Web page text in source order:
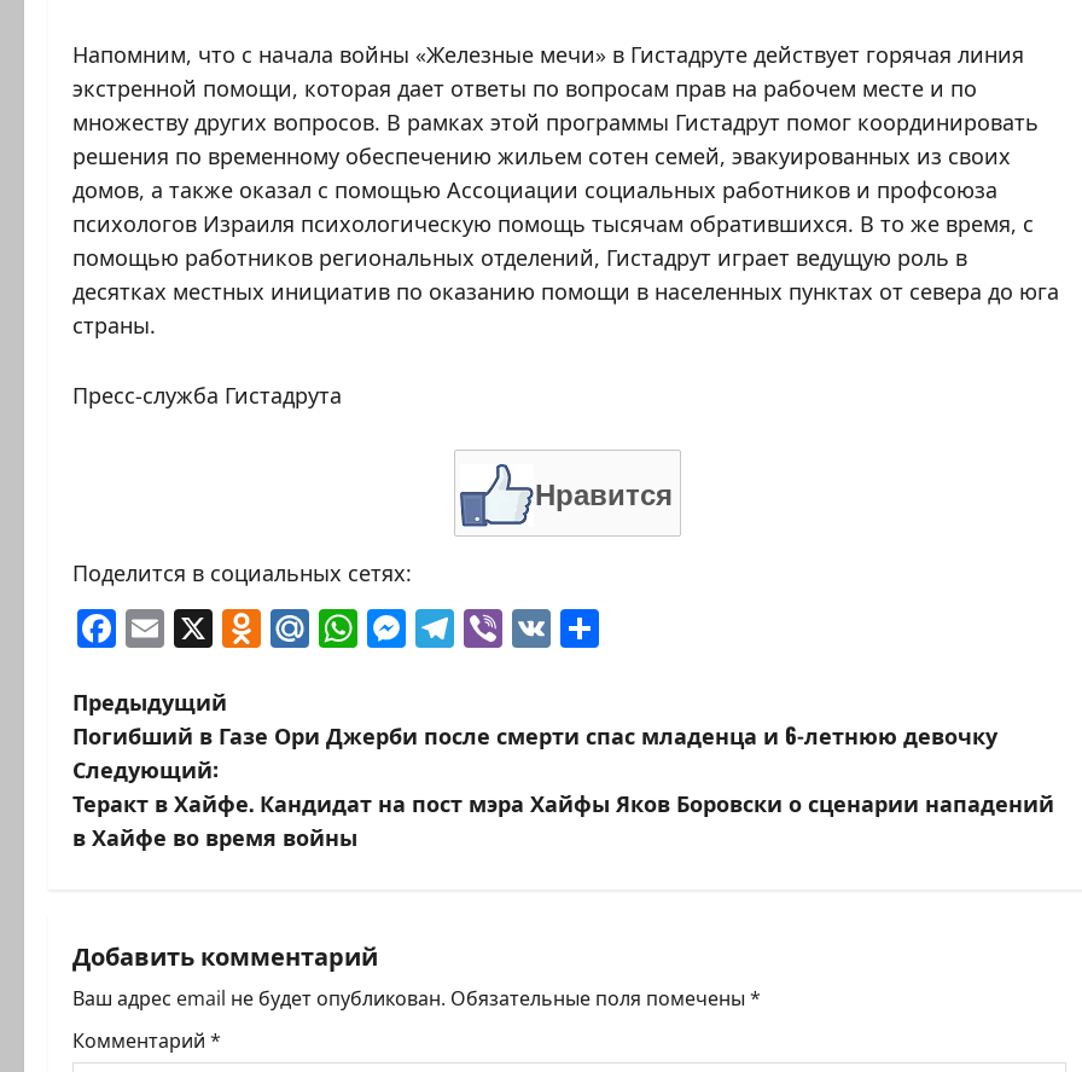
Напомним, что с начала войны «Железные мечи» в Гистадруте действует горячая линия
экстренной помощи, которая дает ответы по вопросам прав на рабочем месте и по
множеству других вопросов. В рамках этой программы Гистадрут помог координировать
решения по временному обеспечению жильем сотен семей, эвакуированных из своих
домов, а также оказал с помощью Ассоциации социальных работников и профсоюза
психологов Израиля психологическую помощь тысячам обратившихся. В то же время, с
помощью работников региональных отделений, Гистадрут играет ведущую роль в
десятках местных инициатив по оказанию помощи в населенных пунктах от севера до юга
страны.
Пресс-служба Гистадрута
Нравится
Поделится в социальных сетях:
Facebook
Email
X Odnoklassniki
Mail.Ru
WhatsApp
Messenger
Telegram
Viber
VK
Н
а
в
и
а
ц
Предыдущий
Погибший в Газе Ори Джерби после смерти спас младенца и 6-летнюю девочку
Следующий:
Теракт в Хайфе. Кандидат на пост мэра Хайфы Яков Боровски о сценарии нападений
в Хайфе во время войны
Добавить комментарий
Ваш адрес email не будет опубликован. Обязательные поля помечены *
Комментарий *